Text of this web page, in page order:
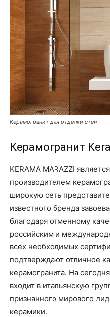
Керамогранит для отделки стен
Керамогранит
KERAMA MARAZZI
производителем
широкую сеть
известного бренда
благодаря отменному
российским и
всех необходимых
подтверждают отличное
керамогранита. На
входит в итальянскую
признанного мирового
керамики.